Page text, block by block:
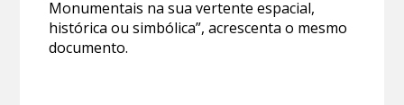
Monumentais na sua vertente espacial,
histórica ou simbólica”, acrescenta o mesmo
documento.